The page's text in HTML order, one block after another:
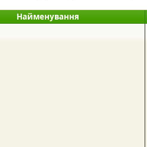
Найменування